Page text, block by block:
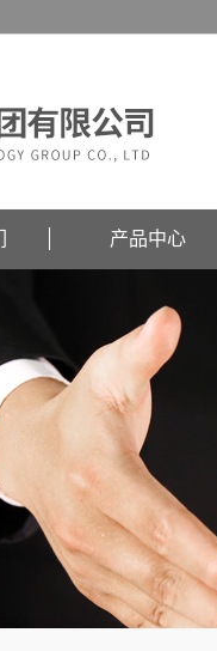
产品中心